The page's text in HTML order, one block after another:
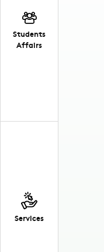
Students
Affairs
Services